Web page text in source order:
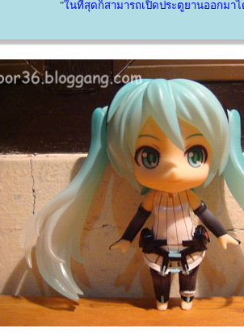
"ในที่สุดก็สามารถเปิดประตูยานออกมา